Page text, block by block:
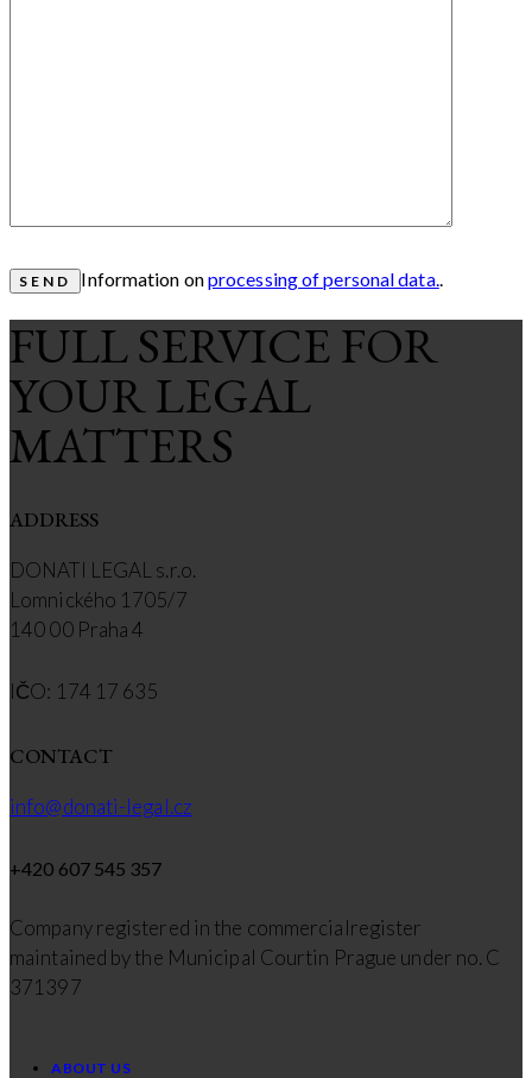
Information onprocessing of personal data..
FULL SERVICE FOR
YOUR LEGAL
MATTERS
ADDRESS
DONATI LEGAL s.r.o.
Lomnického 1705/7
140 00 Praha 4
IČO: 174 17 635
CONTACT
info@donati-legal.cz
+420 607 545 357
Company registered in the commercialregister
maintained by the Municipal Courtin Prague under no. C
371397
ABOUT US